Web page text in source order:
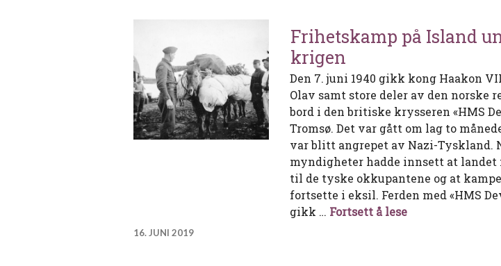
Frihetskamp på Island
krigen
Den 7. juni 1940 gikk kong Haakon
Olav samt store deler av den norske
bord i den britiske krysseren «HMS
Tromsø. Det var gått om lag to
var blitt angrepet av Nazi-Tyskland.
myndigheter hadde innsett at landet
til de tyske okkupantene og at
fortsette i eksil. Ferden med «HMS
gikk … Fortsett å leseFrihetskamp på
16. JUNI 2019